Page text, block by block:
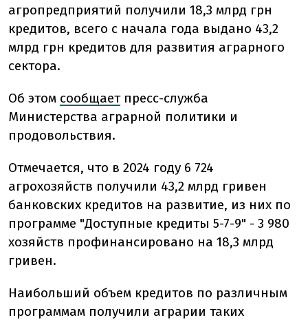
агропредприятий получили 18,3 млрд грн
кредитов, всего с начала года выдано 43,2
млрд грн кредитов для развития аграрного
сектора.
Об этом сообщаетпресс-служба
Министерства аграрной политики и
продовольствия.
Отмечается, что в 2024 году 6 724
агрохозяйств получили 43,2 млрд гривен
банковских кредитов на развитие, из них по
программе "Доступные кредиты 5-7-9" - 3 980
хозяйств профинансировано на 18,3 млрд
гривен.
Наибольший объем кредитов по различным
программам получили аграрии таких